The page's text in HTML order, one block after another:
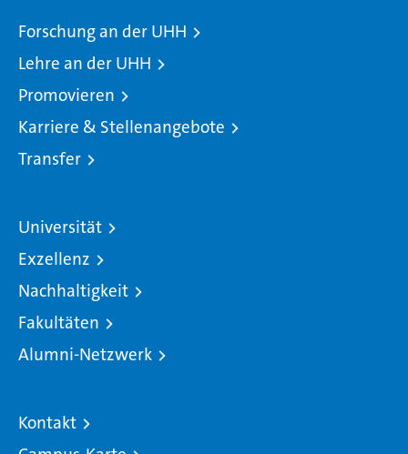
Forschung an der UHH
Lehre an der UHH
Promovieren
Karriere & Stellenangebote
Transfer
Universität
Exzellenz
Nachhaltigkeit
Fakultäten
Alumni-Netzwerk
Kontakt